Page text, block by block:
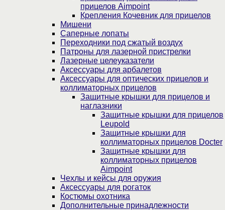
прицелов Aimpoint
Крепления Кочевник для прицелов
Мишени
Саперные лопаты
Переходники под сжатый воздух
Патроны для лазерной пристрелки
Лазерные целеуказатели
Аксессуары для арбалетов
Аксессуары для оптических прицелов и
коллиматорных прицелов
Защитные крышки для прицелов и
наглазники
Защитные крышки для прицелов
Leupold
Защитные крышки для
коллиматорных прицелов Docter
Защитные крышки для
коллиматорных прицелов
Aimpoint
Чехлы и кейсы для оружия
Аксессуары для рогаток
Костюмы охотника
Дополнительные принадлежности